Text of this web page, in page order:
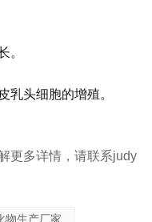
。
乳头细胞的增殖。
更多详情，请联系judy